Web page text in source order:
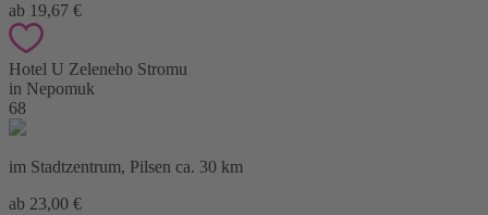
ab 19,67 €
Hotel U Zeleneho Stromu
in Nepomuk
68
im Stadtzentrum, Pilsen ca. 30 km
ab 23,00 €